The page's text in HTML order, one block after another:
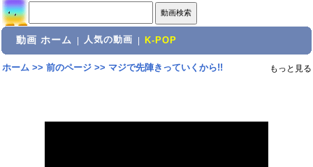
動画 ホーム 人気の動画 K-POP
ホーム>> 前のページ>> マジで先陣きっていくから!! もっと見る